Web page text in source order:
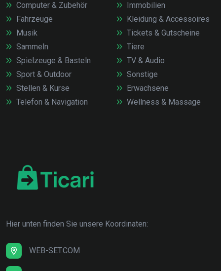
Computer & Zubehör
Fahrzeuge
Immobilien
Kleidung & Accessoires
Musik
Sammeln
Spielzeuge & Basteln
Sport & Outdoor
Stellen & Kurse
Telefon & Navigation
Tickets & Gutscheine
Tiere
TV & Audio
Sonstige
Erwachsene
Wellness & Massage
Hier unten finden Sie unsere Koordinaten:
WEB-SET.COM